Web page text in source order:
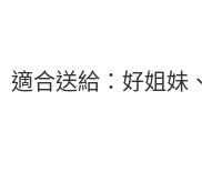
適合送給：好姐妹